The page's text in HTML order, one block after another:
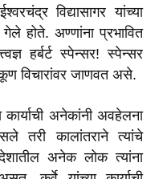
विद्यासागर यांच्या
गेले होते. अण्णांना प्रभावित
हर्बर्ट स्पेन्सर! स्पेन्सर
विचारांवर जाणवत असे.
कार्याची अनेकांनी अवहेलना
तरी कालांतराने त्यांचे
अनेक लोक त्यांना